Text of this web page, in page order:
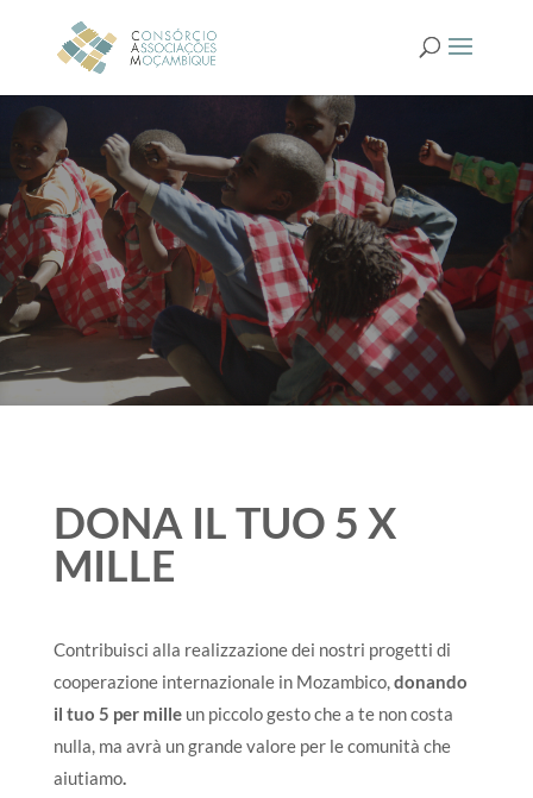
DONA IL TUO 5 X
MILLE
Contribuisci alla realizzazione dei nostri progetti di
cooperazione internazionale in Mozambico,donando
il tuo 5 per milleun piccolo gesto che a te non costa
nulla, ma avrà un grande valore per le comunità che
aiutiamo.